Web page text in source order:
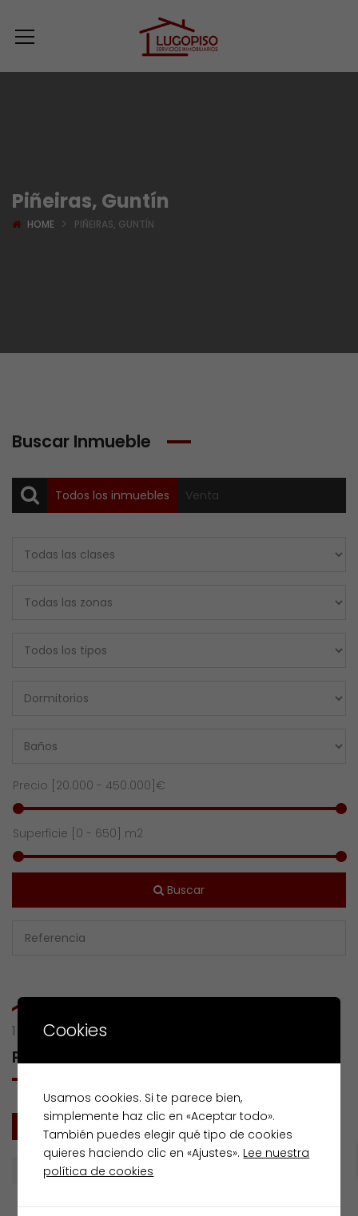
Piñeiras, Guntín
HOME PIÑEIRAS, GUNTÍN
Buscar Inmueble
Todos los inmuebles Venta
Precio [ 20.000 - 450.000 ]€
Superficie [ 0 - 650 ] m2
Buscar
1 RESULTS OF
PIÑEIRAS, GUNTÍN
VENTA
Buscar por
Cookies
Usamos cookies. Si te parece bien,
simplemente haz clic en «Aceptar todo».
También puedes elegir qué tipo de cookies
quieres haciendo clic en «Ajustes». Lee nuestra
política de cookies